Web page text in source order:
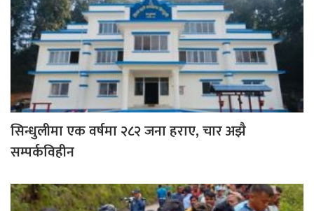
सिन्धुलीमा एक वर्षमा २८२ जना हराए, चार अझै
सम्पर्कविहीन